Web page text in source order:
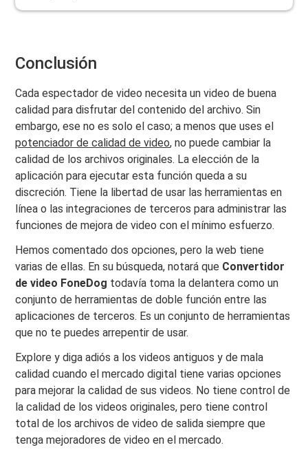
Conclusión
Cada espectador de video necesita un video de buena
calidad para disfrutar del contenido del archivo. Sin
embargo, ese no es solo el caso; a menos que uses el
potenciador de calidad de video, no puede cambiar la
calidad de los archivos originales. La elección de la
aplicación para ejecutar esta función queda a su
discreción. Tiene la libertad de usar las herramientas en
línea o las integraciones de terceros para administrar las
funciones de mejora de video con el mínimo esfuerzo.
Hemos comentado dos opciones, pero la web tiene
varias de ellas. En su búsqueda, notará que Convertidor
de video FoneDog todavía toma la delantera como un
conjunto de herramientas de doble función entre las
aplicaciones de terceros. Es un conjunto de herramientas
que no te puedes arrepentir de usar.
Explore y diga adiós a los videos antiguos y de mala
calidad cuando el mercado digital tiene varias opciones
para mejorar la calidad de sus videos. No tiene control de
la calidad de los videos originales, pero tiene control
total de los archivos de video de salida siempre que
tenga mejoradores de video en el mercado.